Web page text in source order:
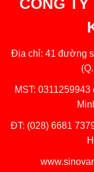
CÔNG
Địa chỉ: 41 đường
MST:
ĐT: (028) 6681